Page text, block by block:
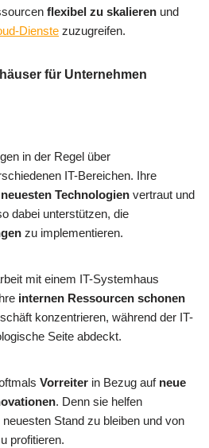
flexibel zu skalieren und
Dienste zuzugreifen.
für Unternehmen
in der Regel über
IT-Bereichen. Ihre
neuesten Technologien vertraut und
dabei unterstützen, die
zu implementieren.
mit einem IT-Systemhaus
internen Ressourcen schonen
konzentrieren, während der IT-
Seite abdeckt.
Vorreiter in Bezug auf neue
. Denn sie helfen
Stand zu bleiben und von
profitieren.